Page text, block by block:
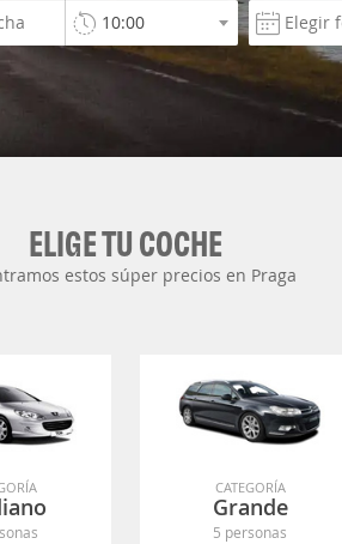
ELIGE TU COCHE
estos súper precios en Praga
CATEGORÍA
Grande
5 personas